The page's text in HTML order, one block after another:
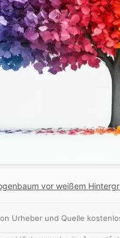
vor weißem
Urheber und Quelle